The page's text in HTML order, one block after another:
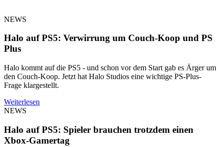
NEWS
Halo auf PS5: Verwirrung um Couch-Koop und PS
Plus
Halo kommt auf die PS5 - und schon vor dem Start gab es Ärger um
den Couch-Koop. Jetzt hat Halo Studios eine wichtige PS-Plus-
Frage klargestellt.
Weiterlesen
NEWS
Halo auf PS5: Spieler brauchen trotzdem einen
Xbox-Gamertag